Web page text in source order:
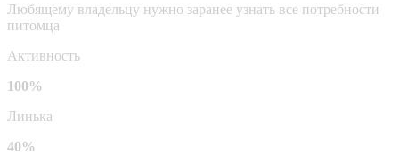
Любящему владельцу нужно заранее узнать все потребности
питомца
Активность
100%
Линька
40%